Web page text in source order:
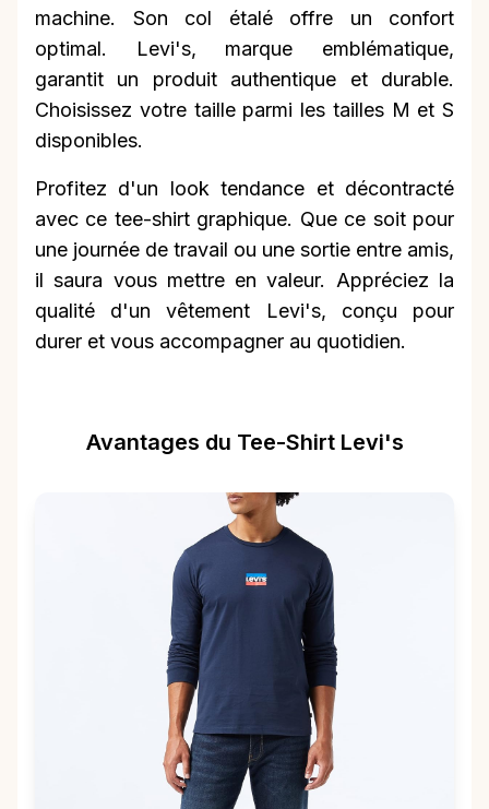
machine. Son col étalé offre un confort
optimal. Levi's, marque emblématique,
garantit un produit authentique et durable.
Choisissez votre taille parmi les tailles M et S
disponibles.
Profitez d'un look tendance et décontracté
avec ce tee-shirt graphique. Que ce soit pour
une journée de travail ou une sortie entre amis,
il saura vous mettre en valeur. Appréciez la
qualité d'un vêtement Levi's, conçu pour
durer et vous accompagner au quotidien.
Avantages du Tee-Shirt Levi's